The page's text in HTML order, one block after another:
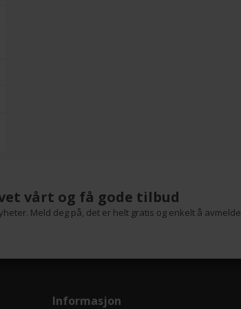
vårt og få gode tilbud
Meld deg på, det er helt gratis og enkelt å avmelde
Informasjon